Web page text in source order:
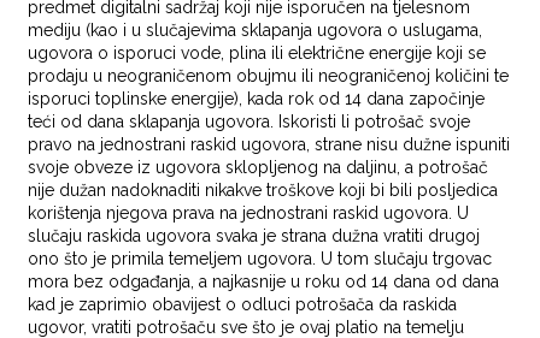
predmet digitalni sadržaj koji nije isporučen na tjelesnom
mediju (kao i u slučajevima sklapanja ugovora o uslugama,
ugovora o isporuci vode, plina ili električne energije koji se
prodaju u neograničenom obujmu ili neograničenoj količini te
isporuci toplinske energije), kada rok od 14 dana započinje
teći od dana sklapanja ugovora. Iskoristi li potrošač svoje
pravo na jednostrani raskid ugovora, strane nisu dužne ispuniti
svoje obveze iz ugovora sklopljenog na daljinu, a potrošač
nije dužan nadoknaditi nikakve troškove koji bi bili posljedica
korištenja njegova prava na jednostrani raskid ugovora. U
slučaju raskida ugovora svaka je strana dužna vratiti drugoj
ono što je primila temeljem ugovora. U tom slučaju trgovac
mora bez odgađanja, a najkasnije u roku od 14 dana od dana
kad je zaprimio obavijest o odluci potrošača da raskida
ugovor, vratiti potrošaču sve što je ovaj platio na temelju